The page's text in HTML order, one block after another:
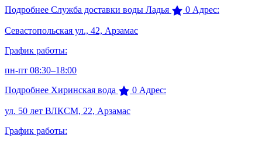
Подробнее Служба доставки воды Ладья 0 Адрес:
Севастопольская ул., 42, Арзамас
График работы:
пн-пт 08:30–18:00
Подробнее Хиринская вода 0 Адрес:
ул. 50 лет ВЛКСМ, 22, Арзамас
График работы: